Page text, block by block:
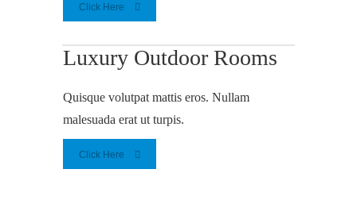
Click Here
Luxury Outdoor Rooms
Quisque volutpat mattis eros. Nullam
malesuada erat ut turpis.
Click Here